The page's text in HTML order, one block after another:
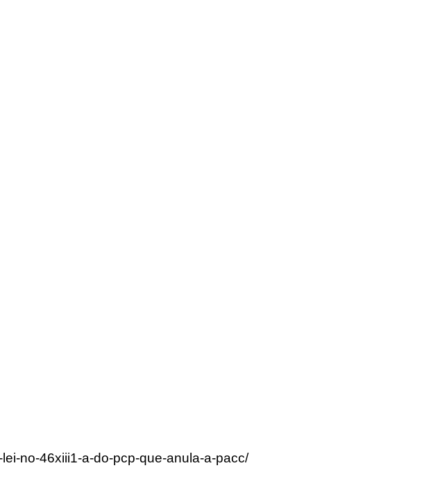
no-46xiii1-a-do-pcp-que-anula-a-pacc/